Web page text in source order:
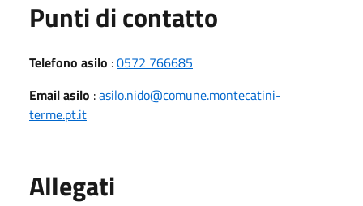
Punti di contatto
Telefono asilo :0572 766685
Email asilo :asilo.nido@comune.montecatini-
terme.pt.it
Allegati